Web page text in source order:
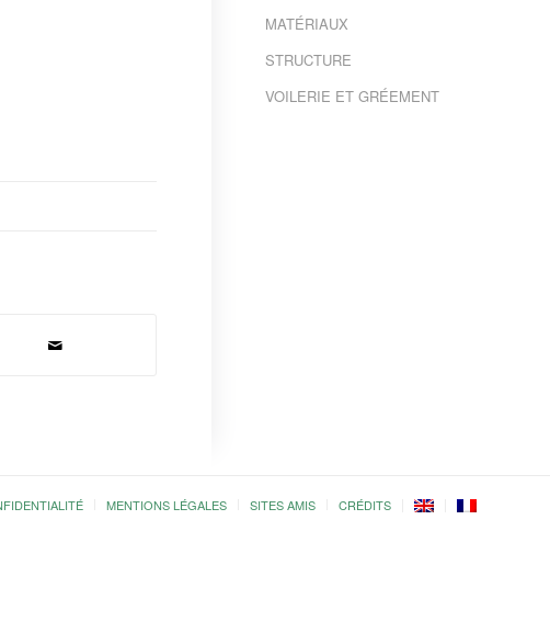
MATÉRIAUX
STRUCTURE
VOILERIE ET GRÉEMENT
MENTIONS LÉGALES SITES AMIS CRÉDITS